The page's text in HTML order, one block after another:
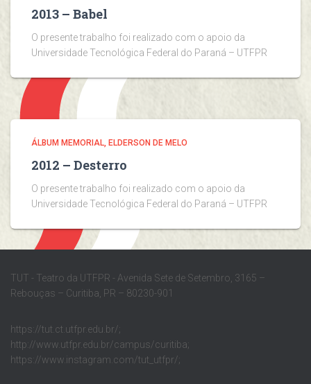
2013 – Babel
O presente trabalho foi realizado com o apoio da
Universidade Tecnológica Federal do Paraná – UTFPR
ÁLBUM MEMORIAL ELDERSON DE MELO
2012 – Desterro
O presente trabalho foi realizado com o apoio da
Universidade Tecnológica Federal do Paraná – UTFPR
TUT - Teatro da UTFPR - Avenida Sete de Setembro, 3165 –
Rebouças – Curitiba, PR – 80230-901
https://tut.ct.utfpr.edu.br/;
http://www.utfpr.edu.br/campus/curitiba;
https://www.instagram.com/tut_utfpr/;